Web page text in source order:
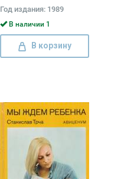
Год издания: 1989
В наличии 1
В корзину